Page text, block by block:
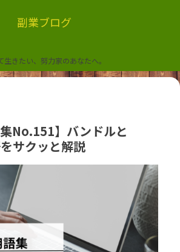
副業ブログ
生きたい、努力家のあなたへ。
集No.151】バンドルと
サクッと解説